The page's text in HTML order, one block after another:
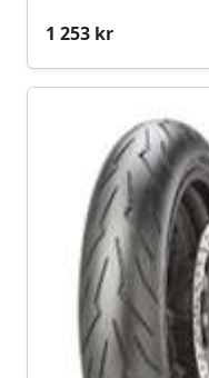
1 253 kr